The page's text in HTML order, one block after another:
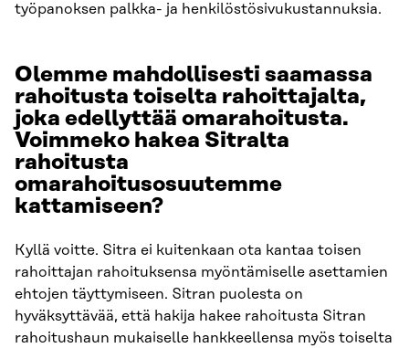
työpanoksen palkka- ja henkilöstösivukustannuksia.
Olemme mahdollisesti saamassa
rahoitusta toiselta rahoittajalta,
joka edellyttää omarahoitusta.
Voimmeko hakea Sitralta
rahoitusta
omarahoitusosuutemme
kattamiseen?
Kyllä voitte. Sitra ei kuitenkaan ota kantaa toisen
rahoittajan rahoituksensa myöntämiselle asettamien
ehtojen täyttymiseen. Sitran puolesta on
hyväksyttävää, että hakija hakee rahoitusta Sitran
rahoitushaun mukaiselle hankkeellensa myös toiselta